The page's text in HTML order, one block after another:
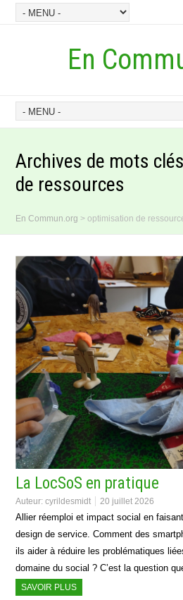
En
Archives de mots
de ressources
En Commun.org >optimisation de
La LocSoS en pratique
Auteur:cyrildesmidt 20 juillet 2026
Allier réemploi et impact social en
design de service. Comment des
ils aider à réduire les problématiques
domaine du social ? C’est la question
SAVOIR PLUS